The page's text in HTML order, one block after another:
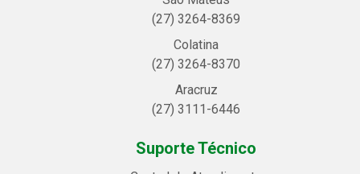
(27) 3264-8369
Colatina
(27) 3264-8370
Aracruz
(27) 3111-6446
Suporte Técnico